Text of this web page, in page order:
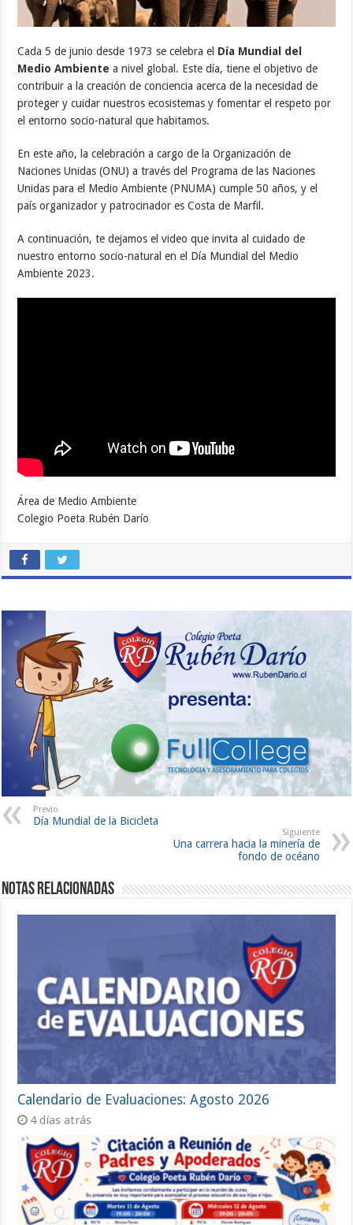
Cada 5 de junio desde 1973 se celebra el Día Mundial del
Medio Ambiente a nivel global. Este día, tiene el objetivo de
contribuir a la creación de conciencia acerca de la necesidad de
proteger y cuidar nuestros ecosistemas y fomentar el respeto por
el entorno socio-natural que habitamos.
En este año, la celebración a cargo de la Organización de
Naciones Unidas (ONU) a través del Programa de las Naciones
Unidas para el Medio Ambiente (PNUMA) cumple 50 años, y el
país organizador y patrocinador es Costa de Marfil.
A continuación, te dejamos el video que invita al cuidado de
nuestro entorno socio-natural en el Día Mundial del Medio
Ambiente 2023.
Área de Medio Ambiente
Colegio Poeta Rubén Darío
Previo
Día Mundial de la Bicicleta
Siguiente
Una carrera hacia la minería de
fondo de océano
Notas Relacionadas
Calendario de Evaluaciones: Agosto 2026
4 días atrás